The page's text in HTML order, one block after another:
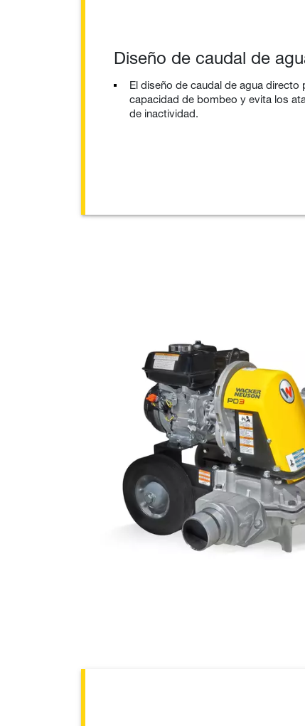
Diseño de caudal de
El diseño de caudal de agua directo
capacidad de bombeo y evita los
de inactividad.